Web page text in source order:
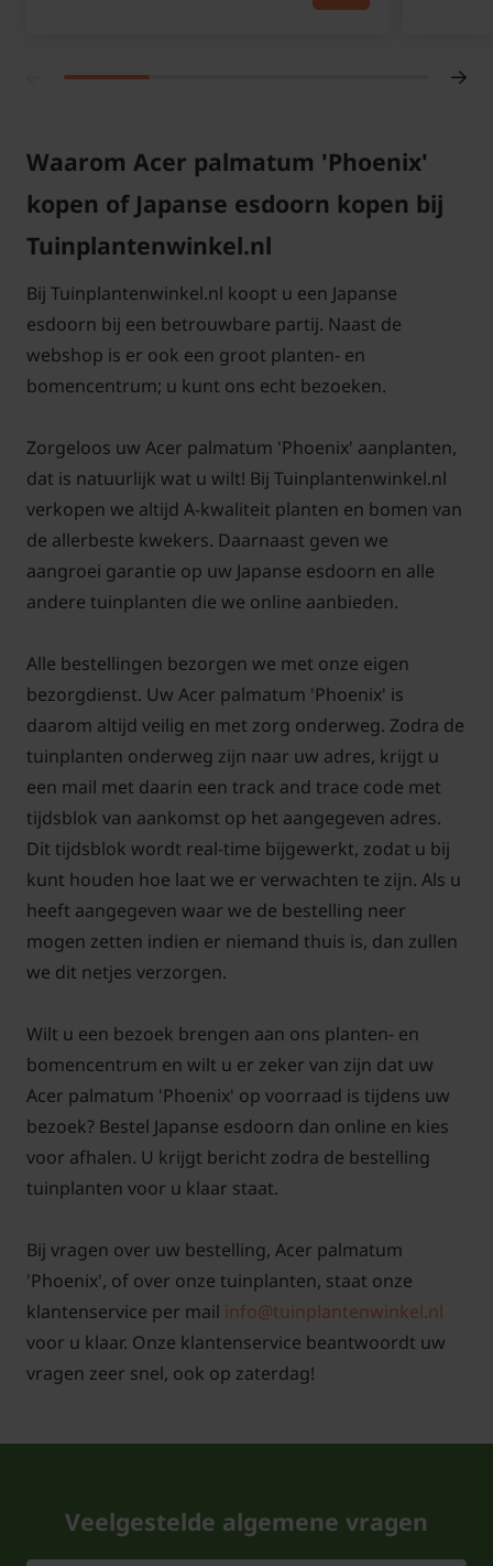
Is de Acer palmatum 'Phoenix' een
hard groeiende plant?
Deze Acer soort is een traag groeide soort die een
Plaats deze
Japanse esdoorn in de halfschaduw tot
Welke standplaats is het beste?
Over het algemeen staan alle Japanse esdoorn
soorten graag in de halfschaduw tot schaduw. Zeker
de soorten met fijn blad. Door te veel felle zon is het
blad kwetsbaar voor brandschade.
Waarom Acer palmatum 'Phoenix'
kopen of Japanse esdoorn kopen bij
Tuinplantenwinkel.nl
Bij Tuinplantenwinkel.nl koopt u een Japanse
esdoorn bij een betrouwbare partij. Naast de
webshop is er ook een groot planten- en
bomencentrum; u kunt ons echt bezoeken.
Zorgeloos uw Acer palmatum 'Phoenix' aanplanten,
dat is natuurlijk wat u wilt! Bij Tuinplantenwinkel.nl
verkopen we altijd A-kwaliteit planten en bomen van
de allerbeste kwekers. Daarnaast geven we
aangroei garantie op uw Japanse esdoorn en alle
andere tuinplanten die we online aanbieden.
Alle bestellingen bezorgen we met onze eigen
bezorgdienst. Uw Acer palmatum 'Phoenix' is
daarom altijd veilig en met zorg onderweg. Zodra de
tuinplanten onderweg zijn naar uw adres, krijgt u
een mail met daarin een track and trace code met
tijdsblok van aankomst op het aangegeven adres.
Dit tijdsblok wordt real-time bijgewerkt, zodat u bij
kunt houden hoe laat we er verwachten te zijn. Als u
heeft aangegeven waar we de bestelling neer
mogen zetten indien er niemand thuis is, dan zullen
we dit netjes verzorgen.
Wilt u een bezoek brengen aan ons planten- en
bomencentrum en wilt u er zeker van zijn dat uw
Acer palmatum 'Phoenix' op voorraad is tijdens uw
bezoek? Bestel Japanse esdoorn dan online en kies
voor afhalen. U krijgt bericht zodra de bestelling
tuinplanten voor u klaar staat.
Bij vragen over uw bestelling, Acer palmatum
'Phoenix', of over onze tuinplanten, staat onze
klantenservice per mail info@tuinplantenwinkel.nl
voor u klaar. Onze klantenservice beantwoordt uw
vragen zeer snel, ook op zaterdag!
Veelgestelde algemene vragen